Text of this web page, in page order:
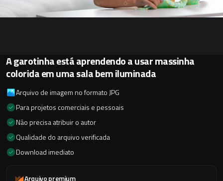
A garotinha está aprendendo a usar massinha
colorida em uma sala bem iluminada
Arquivo de imagem no formato JPG
Para projetos comerciais e pessoais
Não precisa atribuir o autor
Qualidade do arquivo verificada
Download imediato
Arquivo premium